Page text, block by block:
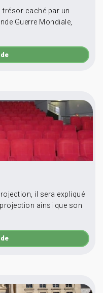
trésor caché par un
Guerre Mondiale,
il sera expliqué
ainsi que son